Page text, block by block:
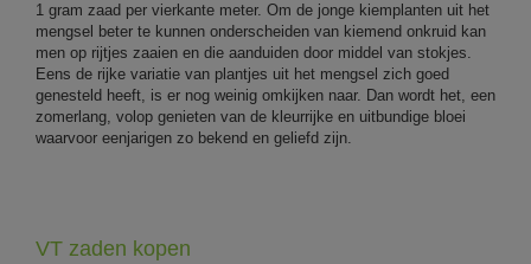
1 gram zaad per vierkante meter. Om de jonge kiemplanten uit het
mengsel beter te kunnen onderscheiden van kiemend onkruid kan
men op rijtjes zaaien en die aanduiden door middel van stokjes.
Eens de rijke variatie van plantjes uit het mengsel zich goed
genesteld heeft, is er nog weinig omkijken naar. Dan wordt het, een
zomerlang, volop genieten van de kleurrijke en uitbundige bloei
waarvoor eenjarigen zo bekend en geliefd zijn.
VT zaden kopen